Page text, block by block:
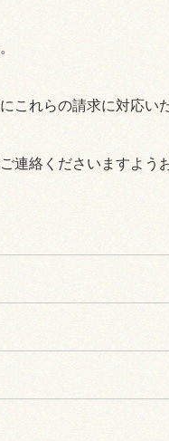
これらの請求に対応い
連絡くださいますよう